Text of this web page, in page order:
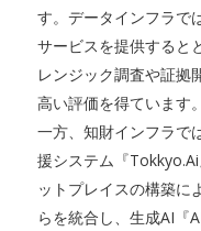
す。データインフラで
サービスを提供すると
レンジック調査や証拠
高い評価を得ています。
一方、知財インフラで
援システム『
ットプレイスの構築に
らを統合し、生成AI『